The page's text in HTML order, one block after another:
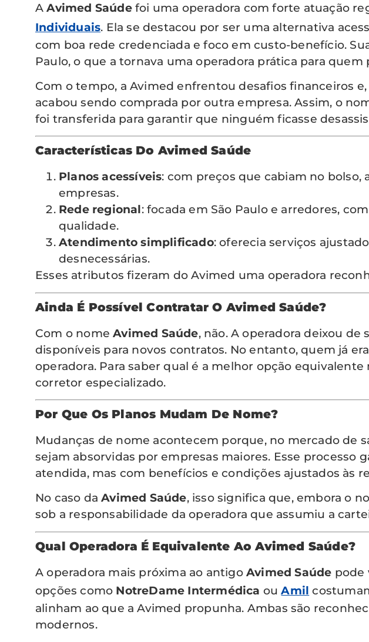
AAvimed Saúdefoi uma operadora com forte atuação
Individuais. Ela se destacou por ser uma alternativa
com boa rede credenciada e foco em custo-benefício.
Paulo, o que a tornava uma operadora prática para
Com o tempo, a Avimed enfrentou desafios financeiros
acabou sendo comprada por outra empresa. Assim, o
foi transferida para garantir que ninguém ficasse
Características Do Avimed Saúde
Planos acessíveis: com preços que cabiam no bolso,
empresas.
Rede regional: focada em São Paulo e arredores,
qualidade.
Atendimento simplificado: oferecia serviços
desnecessárias.
Esses atributos fizeram do Avimed uma operadora
Ainda É Possível Contratar O Avimed Saúde?
Com o nomeAvimed Saúde, não. A operadora deixou de
disponíveis para novos contratos. No entanto, quem já
operadora. Para saber qual é a melhor opção
corretor especializado.
Por Que Os Planos Mudam De Nome?
Mudanças de nome acontecem porque, no mercado de
sejam absorvidas por empresas maiores. Esse
atendida, mas com benefícios e condições ajustados às
No caso daAvimed Saúde, isso significa que, embora o
sob a responsabilidade da operadora que assumiu a
Qual Operadora É Equivalente Ao Avimed Saúde?
A operadora mais próxima ao antigo Avimed Saúde pode
opções como NotreDame Intermédica ouAmil
alinham ao que a Avimed propunha. Ambas são
modernos.